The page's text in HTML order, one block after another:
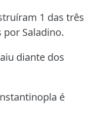
1 das três
Saladino.
diante dos
é